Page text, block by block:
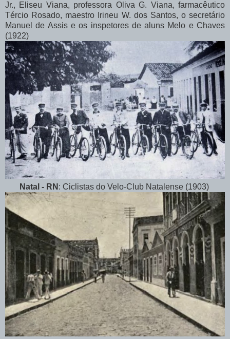
Jr., Eliseu Viana, professora Oliva G. Viana, farmacêutico
Tércio Rosado, maestro Irineu W. dos Santos, o secretário
Manuel de Assis e os inspetores de aluns Melo e Chaves
(1922)
Natal - RN : Ciclistas do Velo-Club Natalense (1903)